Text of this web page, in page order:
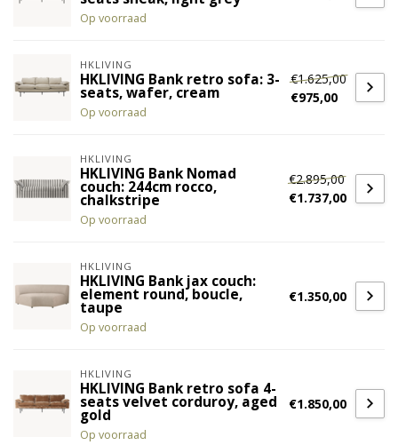
Op voorraad
HKLIVING
HKLIVING Bank retro sofa: 3-
seats, wafer, cream
Op voorraad
€1.625,00
€975,00
HKLIVING
HKLIVING Bank Nomad
couch: 244cm rocco,
chalkstripe
Op voorraad
€2.895,00
€1.737,00
HKLIVING
HKLIVING Bank jax couch:
element round, boucle,
taupe
Op voorraad
€1.350,00
HKLIVING
HKLIVING Bank retro sofa 4-
seats velvet corduroy, aged
gold
Op voorraad
€1.850,00